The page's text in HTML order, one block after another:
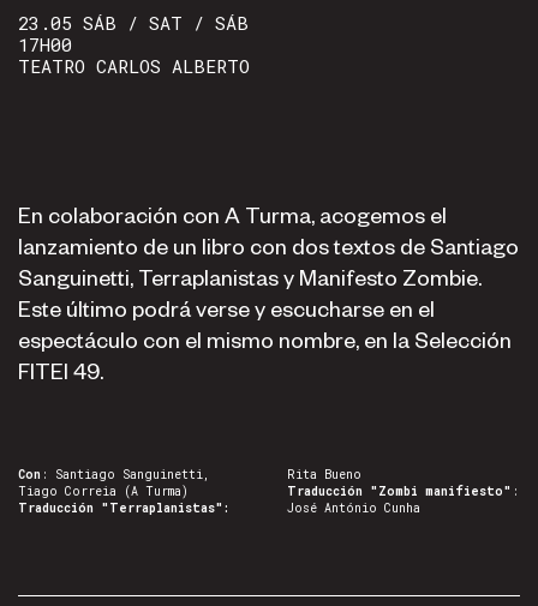
23.05 SÁB / SAT / SÁB
17H00
TEATRO CARLOS ALBERTO
En colaboración con A Turma, acogemos el
lanzamiento de un libro con dos textos de Santiago
Sanguinetti, Terraplanistas y Manifesto Zombie.
Este último podrá verse y escucharse en el
espectáculo con el mismo nombre, en la Selección
FITEI 49.
Con : Santiago Sanguinetti,
Tiago Correia (A Turma)
Traducción "Terraplanistas":
Rita Bueno
Traducción "Zombi manifiesto" :
José António Cunha